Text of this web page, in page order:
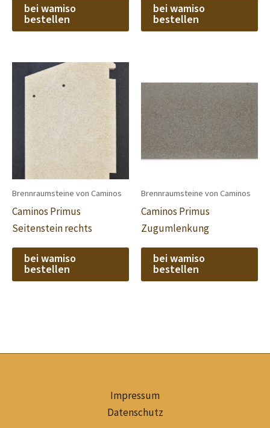
bei wamiso
bestellen
bei wamiso
bestellen
Brennraumsteine von Caminos
Caminos Primus
Seitenstein rechts
bei wamiso
bestellen
Brennraumsteine von Caminos
Caminos Primus
Zugumlenkung
bei wamiso
bestellen
Impressum
Datenschutz